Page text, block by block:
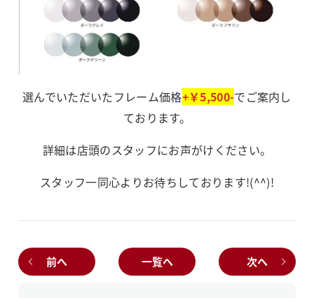
選んでいただいたフレーム価格+￥5,500-でご案内し
ております。
詳細は店頭のスタッフにお声がけください。
スタッフ一同心よりお待ちしております!(^^)!
前へ 一覧へ 次へ